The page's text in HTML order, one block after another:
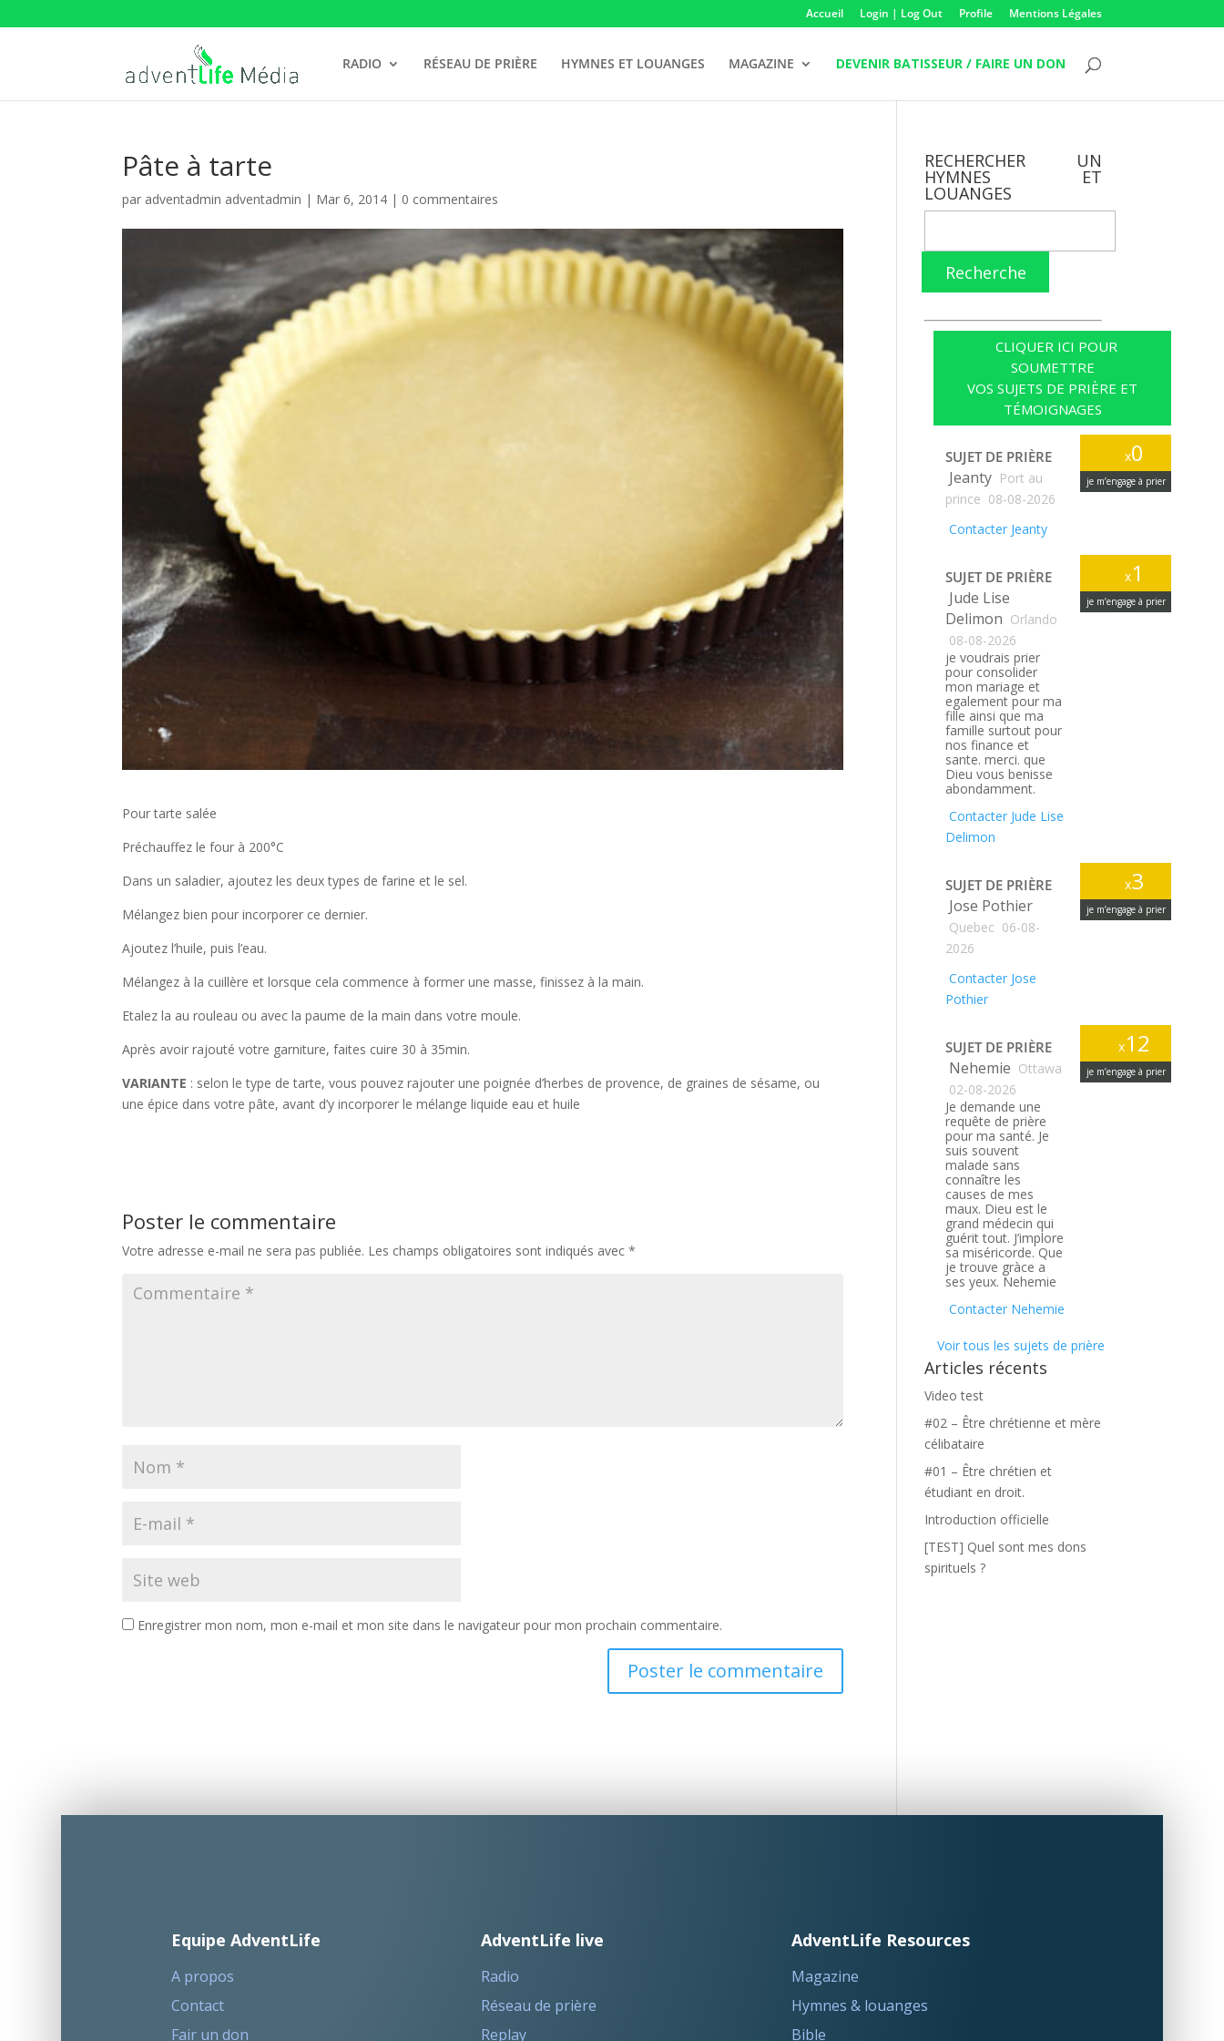
Accueil Login | Log Out Profile Mentions Légales
RADIO RÉSEAU DE PRIÈRE HYMNES ET LOUANGES MAGAZINE DEVENIR BATISSEUR / FAIRE UN DON
Pâte à tarte
par adventadmin adventadmin | Mar 6, 2014 | 0 commentaires
Pour tarte salée
Préchauffez le four à 200°C
Dans un saladier, ajoutez les deux types de farine et le sel.
Mélangez bien pour incorporer ce dernier.
Ajoutez l’huile, puis l’eau.
Mélangez à la cuillère et lorsque cela commence à former une masse, finissez à la main.
Etalez la au rouleau ou avec la paume de la main dans votre moule.
Après avoir rajouté votre garniture, faites cuire 30 à 35min.
VARIANTE : selon le type de tarte, vous pouvez rajouter une poignée d’herbes de provence, de graines de sésame, ou
une épice dans votre pâte, avant d’y incorporer le mélange liquide eau et huile
Poster le commentaire
Votre adresse e-mail ne sera pas publiée. Les champs obligatoires sont indiqués avec*
Enregistrer mon nom, mon e-mail et mon site dans le navigateur pour mon prochain commentaire.
RECHERCHER UN
HYMNES ET
LOUANGES
Recherche
CLIQUER ICI POUR
SOUMETTRE
VOS SUJETS DE PRIÈRE ET
TÉMOIGNAGES
x0
je m’engage à prier
SUJET DE PRIÈRE
Jeanty Port au
prince 08-08-2026
Contacter Jeanty
x1
je m’engage à prier
SUJET DE PRIÈRE
Jude Lise
Delimon Orlando
08-08-2026
je voudrais prier
pour consolider
mon mariage et
egalement pour ma
fille ainsi que ma
famille surtout pour
nos finance et
sante. merci. que
Dieu vous benisse
abondamment.
Contacter Jude Lise
Delimon
x3
je m’engage à prier
SUJET DE PRIÈRE
Jose Pothier
Quebec 06-08-
2026
Contacter Jose
Pothier
x12
je m’engage à prier
SUJET DE PRIÈRE
Nehemie Ottawa
02-08-2026
Je demande une
requête de prière
pour ma santé. Je
suis souvent
malade sans
connaître les
causes de mes
maux. Dieu est le
grand médecin qui
guérit tout. J’implore
sa miséricorde. Que
je trouve gràce a
ses yeux. Nehemie
Contacter Nehemie
Voir tous les sujets de prière
Articles récents
Video test
#02 – Être chrétienne et mère
célibataire
#01 – Être chrétien et
étudiant en droit.
Introduction officielle
[TEST] Quel sont mes dons
spirituels ?
Equipe AdventLife
A propos
Contact
Fair un don
AdventLife live
Radio
Réseau de prière
Replay
AdventLife Resources
Magazine
Hymnes & louanges
Bible